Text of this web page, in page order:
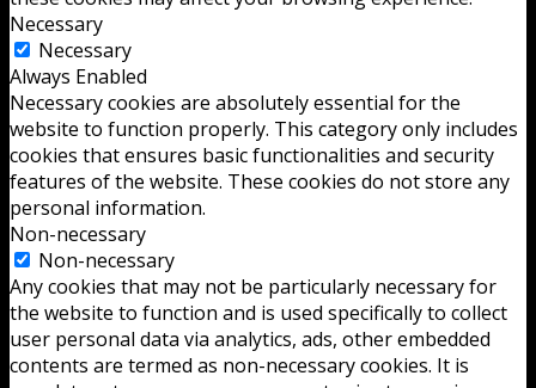
Necessary
Necessary
Always Enabled
Necessary cookies are absolutely essential for the
website to function properly. This category only includes
cookies that ensures basic functionalities and security
features of the website. These cookies do not store any
personal information.
Non-necessary
Non-necessary
Any cookies that may not be particularly necessary for
the website to function and is used specifically to collect
user personal data via analytics, ads, other embedded
contents are termed as non-necessary cookies. It is